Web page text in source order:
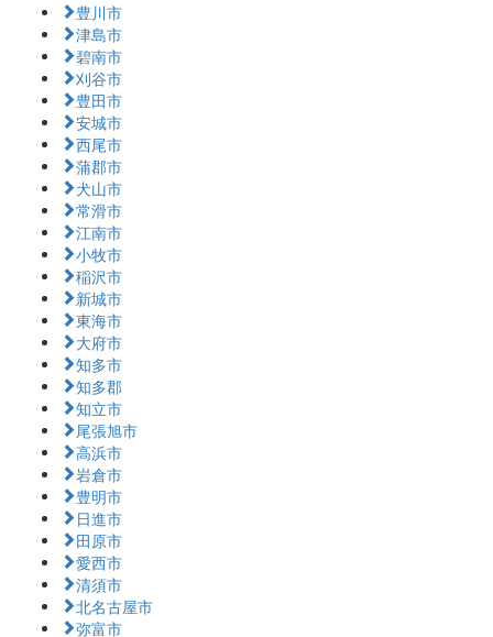
豊川市
津島市
碧南市
刈谷市
豊田市
安城市
西尾市
蒲郡市
犬山市
常滑市
江南市
小牧市
稲沢市
新城市
東海市
大府市
知多市
知多郡
知立市
尾張旭市
高浜市
岩倉市
豊明市
日進市
田原市
愛西市
清須市
北名古屋市
弥富市